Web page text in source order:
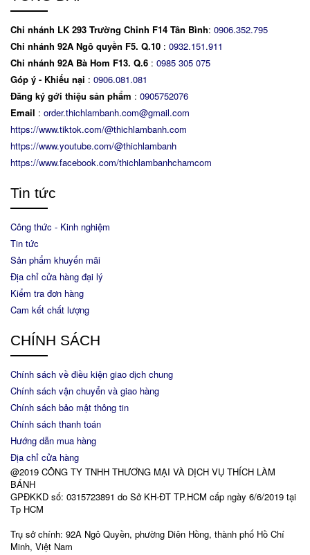
Chi nhánh LK 293 Trường Chinh F14 Tân Bình: 0906.352.795
Chi nhánh 92A Ngô quyền F5. Q.10 : 0932.151.911
Chi nhánh 92A Bà Hom F13. Q.6 : 0985 305 075
Góp ý - Khiếu nại : 0906.081.081
Đăng ký gới thiệu sản phẩm : 0905752076
Email : order.thichlambanh.com@gmail.com
https://www.tiktok.com/@thichlambanh.com
https://www.youtube.com/@thichlambanh
https://www.facebook.com/thichlambanhchamcom
Tin tức
Công thức - Kinh nghiệm
Tin tức
Sản phẩm khuyến mãi
Địa chỉ cửa hàng đại lý
Kiểm tra đơn hàng
Cam kết chất lượng
CHÍNH SÁCH
Chính sách về điều kiện giao dịch chung
Chính sách vận chuyển và giao hàng
Chính sách bảo mật thông tin
Chính sách thanh toán
Hướng dẫn mua hàng
Địa chỉ cửa hàng
@2019 CÔNG TY TNHH THƯƠNG MẠI VÀ DỊCH VỤ THÍCH LÀM
BÁNH
GPĐKKD số: 0315723891 do Sở KH-ĐT TP.HCM cấp ngày 6/6/2019 tại
Tp HCM
Trụ sở chính: 92A Ngô Quyền, phường Diên Hồng, thành phố Hồ Chí
Minh, Việt Nam